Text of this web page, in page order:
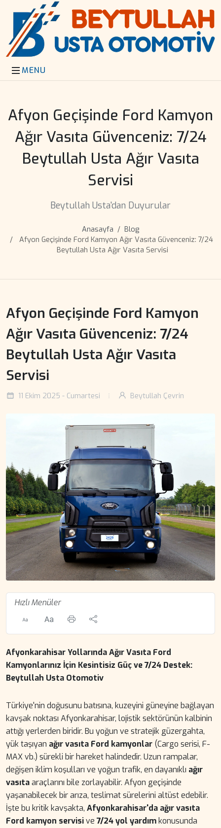
Afyon Geçişinde Ford Kamyon
Ağır Vasıta Güvenceniz: 7/24
Beytullah Usta Ağır Vasıta
Servisi
Beytullah Usta'dan Duyurular
Anasayfa
Blog
Afyon Geçişinde Ford Kamyon Ağır Vasıta Güvenceniz: 7/24
Beytullah Usta Ağır Vasıta Servisi
Afyon Geçişinde Ford Kamyon
Ağır Vasıta Güvenceniz: 7/24
Beytullah Usta Ağır Vasıta
Servisi
11 Ekim 2025 - Cumartesi Beytullah Çevrin
Hızlı Menüler
Afyonkarahisar Yollarında Ağır Vasıta Ford
Kamyonlarınız İçin Kesintisiz Güç ve 7/24 Destek:
Beytullah Usta Otomotiv
Türkiye'nin doğusunu batısına, kuzeyini güneyine bağlayan
kavşak noktası Afyonkarahisar, lojistik sektörünün kalbinin
attığı yerlerden biridir. Bu yoğun ve stratejik güzergahta,
yük taşıyan ağır vasıta Ford kamyonlar (Cargo serisi, F-
MAX vb.) sürekli bir hareket halindedir. Uzun rampalar,
değişen iklim koşulları ve yoğun trafik, en dayanıklı ağır
vasıtaaraçlarını bile zorlayabilir. Afyon geçişinde
yaşanabilecek bir arıza, teslimat sürelerini altüst edebilir.
İşte bu kritik kavşakta, Afyonkarahisar'da ağır vasıta
Ford kamyon servisive 7/24 yol yardımkonusunda